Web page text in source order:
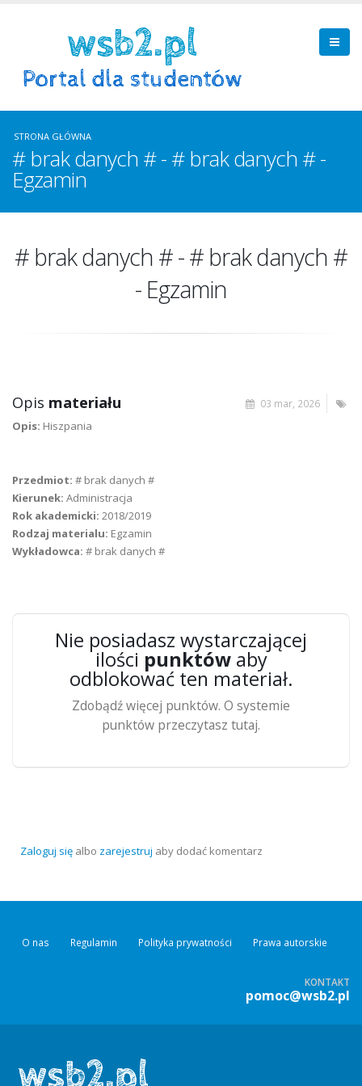
STRONA GŁÓWNA
# brak danych # - # brak danych # -
Egzamin
# brak danych # - # brak danych #
- Egzamin
03 mar, 2026
Opis materiału
Opis: Hiszpania
Przedmiot: # brak danych #
Kierunek: Administracja
Rok akademicki: 2018/2019
Rodzaj materialu: Egzamin
Wykładowca: # brak danych #
Nie posiadasz wystarczającej
ilości punktówaby
odblokować ten materiał.
Zdobądź więcej punktów. O systemie
punktów przeczytasz tutaj.
Zaloguj się albo zarejestruj aby dodać komentarz
O nas Regulamin Polityka prywatności Prawa autorskie
KONTAKT
pomoc@wsb2.pl